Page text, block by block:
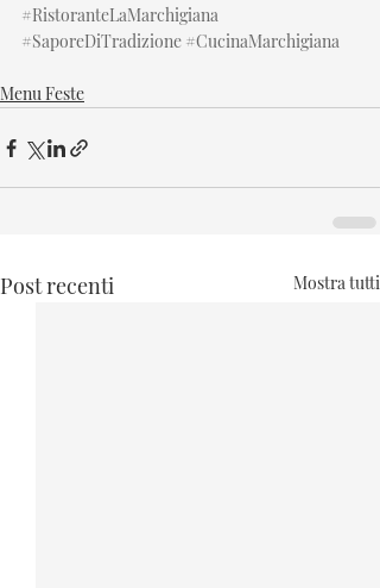
#RistoranteLaMarchigiana
#SaporeDiTradizione #CucinaMarchigiana
Menu Feste
Post recenti Mostra tutti